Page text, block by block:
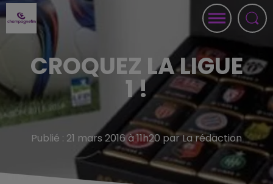
CROQUEZ LA LIGUE
1 !
Publié : 21 mars 2016 à 11h20 par La rédaction